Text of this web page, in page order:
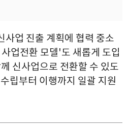
사업 진출 계획에 협력 중소
업전환 모델'도 새롭게 도입
신사업으로 전환할 수 있도
립부터 이행까지 일괄 지원